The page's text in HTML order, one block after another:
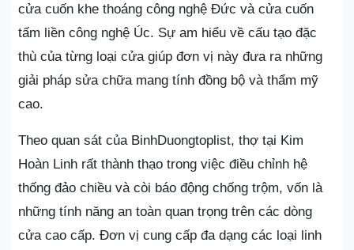
cửa cuốn khe thoáng công nghệ Đức và cửa cuốn
tấm liền công nghệ Úc. Sự am hiểu về cấu tạo đặc
thù của từng loại cửa giúp đơn vị này đưa ra những
giải pháp sửa chữa mang tính đồng bộ và thẩm mỹ
cao.
Theo quan sát của BinhDuongtoplist, thợ tại Kim
Hoàn Linh rất thành thạo trong việc điều chỉnh hệ
thống đảo chiều và còi báo động chống trộm, vốn là
những tính năng an toàn quan trọng trên các dòng
cửa cao cấp. Đơn vị cung cấp đa dạng các loại linh